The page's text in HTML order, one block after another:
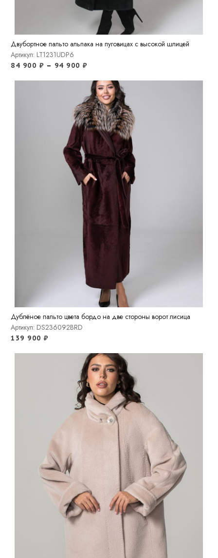
Двубортное пальто альпака на пуговицах с высокой шлицей
Артикул: LT1231UDP6
84 900 ₽ – 94 900₽
Дублёное пальто цвета бордо на две стороны ворот лисица
Артикул: DS236092BRD
139 900₽